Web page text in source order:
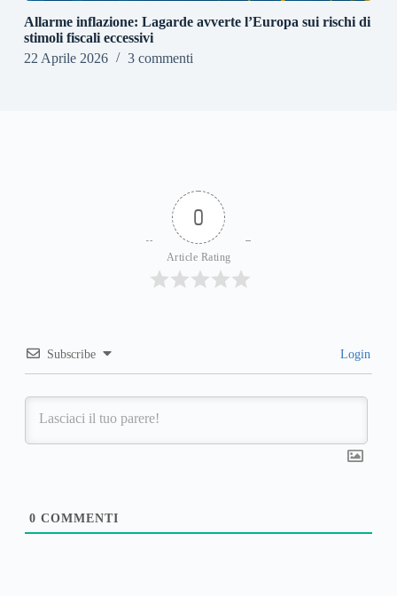
Allarme inflazione: Lagarde avverte l’Europa sui rischi di
stimoli fiscali eccessivi
22 Aprile 2026
3 commenti
0
Article Rating
Subscribe Login
0 COMMENTI